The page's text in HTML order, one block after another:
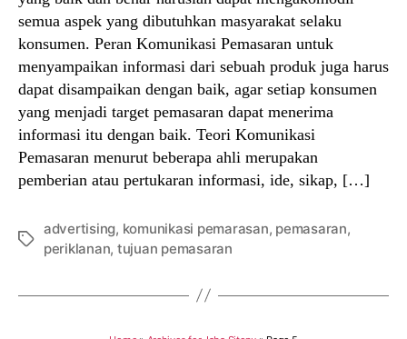
semua aspek yang dibutuhkan masyarakat selaku
konsumen. Peran Komunikasi Pemasaran untuk
menyampaikan informasi dari sebuah produk juga harus
dapat disampaikan dengan baik, agar setiap konsumen
yang menjadi target pemasaran dapat menerima
informasi itu dengan baik. Teori Komunikasi
Pemasaran menurut beberapa ahli merupakan
pemberian atau pertukaran informasi, ide, sikap, […]
Tags
advertising, komunikasi pemarasan, pemasaran,
periklanan, tujuan pemasaran